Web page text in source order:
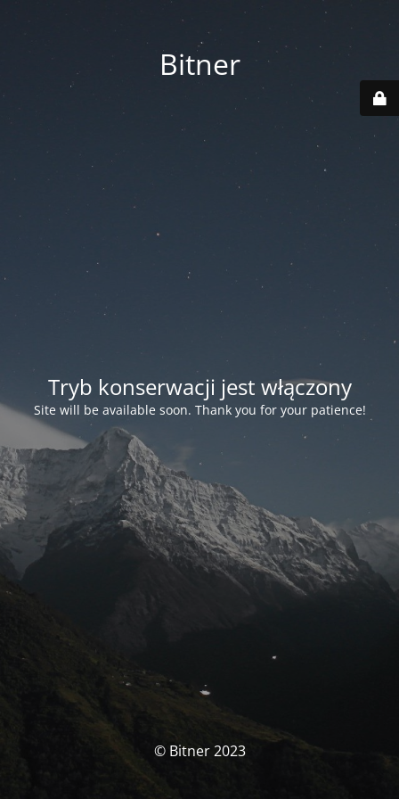
Bitner
Tryb konserwacji jest włączony
Site will be available soon. Thank you for your patience!
© Bitner 2023